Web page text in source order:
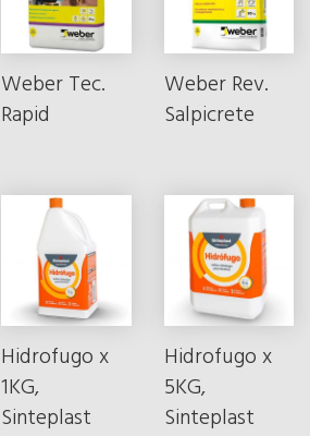
Weber Tec.
Rapid
Weber Rev.
Salpicrete
Hidrofugo x
1KG,
Sinteplast
Hidrofugo x
5KG,
Sinteplast